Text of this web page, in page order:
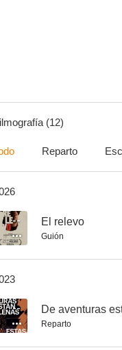
(12)
Reparto
-- El relevo
Guión
-- De aventuras
Reparto